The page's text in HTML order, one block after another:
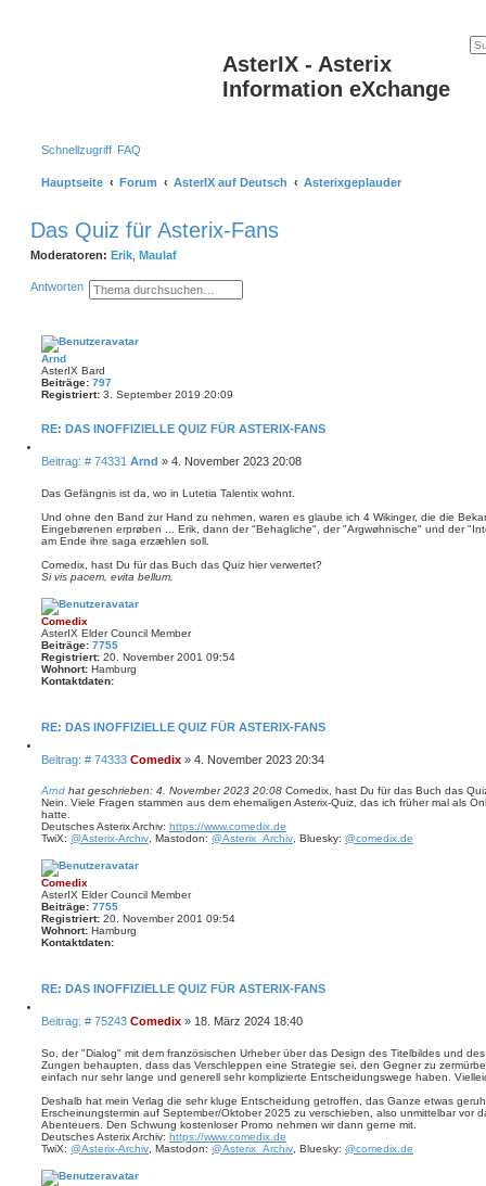
AsterIX - Asterix
Information eXchange
Schnellzugriff FAQ
Hauptseite Forum AsterIX auf Deutsch Asterixgeplauder
Das Quiz für Asterix-Fans
Moderatoren: Erik Maulaf
Antworten S
u
e
E
r
i
r
t
e
u
h
e
Arnd
AsterIX Bard
Beiträge: 797
Registriert: 3. September 2019 20:09
RE: DAS INOFFIZIELLE QUIZ FÜR ASTERIX-FANS
Z
i
r
e
n
Beitrag: # 74331 B
i
r
a
g
Arnd » 4. November 2023 20:08
Das Gefängnis ist da, wo in Lutetia Talentix wohnt.
Und ohne den Band zur Hand zu nehmen, waren es glaube ich 4 Wikinger, die die
Eingebørenen erprøben ... Erik, dann der "Behagliche", der "Argwøhnische" und der
am Ende ihre saga erzæhlen soll.
Comedix, hast Du für das Buch das Quiz hier verwertet?
Si vis pacem, evita bellum.
Comedix
AsterIX Elder Council Member
Beiträge: 7755
Registriert: 20. November 2001 09:54
Wohnort: Hamburg
Kontaktdaten:
n
k
d
a
t
e
n
v
n
C
o
m
e
d
i
RE: DAS INOFFIZIELLE QUIZ FÜR ASTERIX-FANS
Z
i
e
r
e
n
Beitrag: # 74333B
i
t
a
Comedix » 4. November 2023 20:34
Arnd hat geschrieben: 4. November 2023 20:08 Comedix, hast Du für das Buch das
Nein. Viele Fragen stammen aus dem ehemaligen Asterix-Quiz, das ich früher mal als
hatte.
Deutsches Asterix Archiv: https://www.comedix.de
TwiX: @Asterix-Archiv , Mastodon: @Asterix_Archiv , Bluesky: @comedix.de
Comedix
AsterIX Elder Council Member
Beiträge: 7755
Registriert: 20. November 2001 09:54
Wohnort: Hamburg
Kontaktdaten:
n
k
a
t
e
v
o
n
C
o
e
RE: DAS INOFFIZIELLE QUIZ FÜR ASTERIX-FANS
Z
i
e
r
n
Beitrag: # 75243B
i
t
r
g
Comedix » 18. März 2024 18:40
So, der "Dialog" mit dem französischen Urheber über das Design des Titelbildes und
Zungen behaupten, dass das Verschleppen eine Strategie sei, den Gegner zu
einfach nur sehr lange und generell sehr komplizierte Entscheidungswege haben.
Deshalb hat mein Verlag die sehr kluge Entscheidung getroffen, das Ganze etwas
Erscheinungstermin auf September/Oktober 2025 zu verschieben, also unmittelbar vor
Abenteuers. Den Schwung kostenloser Promo nehmen wir dann gerne mit.
Deutsches Asterix Archiv: https://www.comedix.de
TwiX: @Asterix-Archiv , Mastodon: @Asterix_Archiv , Bluesky: @comedix.de